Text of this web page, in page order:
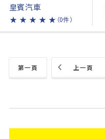
皇賓汽車
★ ★ ★ ★ ★ （0件）
第一頁 上一頁